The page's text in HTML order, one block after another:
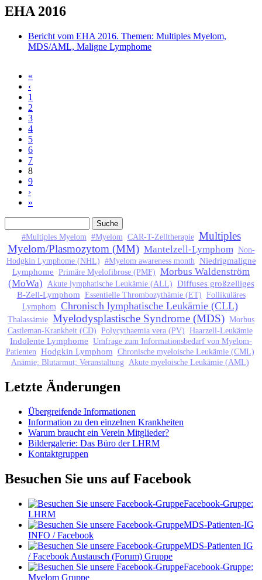
EHA 2016
Bericht vom EHA 2016. Themen: Multiples Myelom,
MDS/AML, Maligne Lymphome
Seiten
«
‹
1
2
3
4
5
6
7
8
9
›
»
Suchformular
#Multiples Myelom #Myelom CAR-T-Zelltherapie Multiples
Myelom/Plasmozytom (MM) Mantelzell-Lymphom Non-
Hodgkin Lymphome (NHL) #Myelom awareness month Niedrigmaligne
Lymphome Primäre Myelofibrose (PMF) Morbus Waldenström
(MoWa)
Akute lymphatische Leukämie (ALL) Diffuses großzelliges
B-Zell-Lymphom Essentielle Thrombozythämie (ET) Follikuläres
Lymphom Chronisch lymphatische Leukämie (CLL)
Thalassämie Myelodysplastische Syndrome (MDS) Morbus
Castleman-Krankheit (CD) Polycythaemia vera (PV) Haarzell-Leukämie
Indolente Lymphome Umfrage zum Informationsbedarf von Myelom-
Patienten Hodgkin Lymphom Chronische myeloische Leukämie (CML)
Anämie; Blutarmut; Veranstaltung
Akute myeloische Leukämie (AML)
Letzte Änderungen
Übergreifende Informationen
Information zu den einzelnen Krankheiten
Warum braucht ein Verein Mitglieder?
Bildergalerie: Das Büro der LHRM
Kontaktgruppen
Besuchen Sie uns auf Facebook
Facebook-Gruppe:
LHRM
MDS-Patienten-IG
INFO / Facebook
MDS-Patienten IG
/ Facebook Austausch (Forum) Gruppe
Facebook-Gruppe:
Myelom Gruppe